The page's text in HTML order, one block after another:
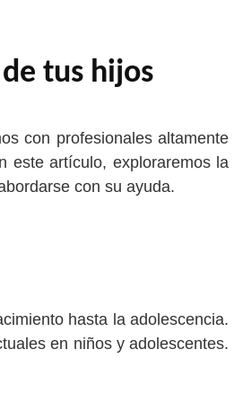
tus hijos
con profesionales altamente
este artículo, exploraremos la
con su ayuda.
hasta la adolescencia.
en niños y adolescentes.